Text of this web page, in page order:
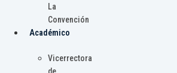
La
Convención
Académico
Vicerrectora